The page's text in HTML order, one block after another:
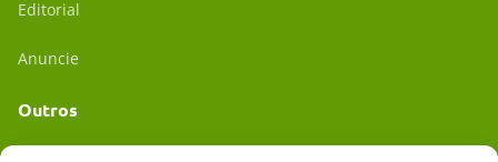
Editorial
Anuncie
Outros